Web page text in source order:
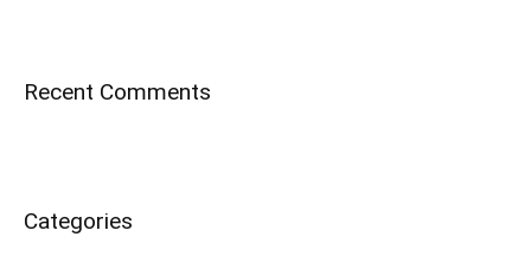
Recent Comments
Categories